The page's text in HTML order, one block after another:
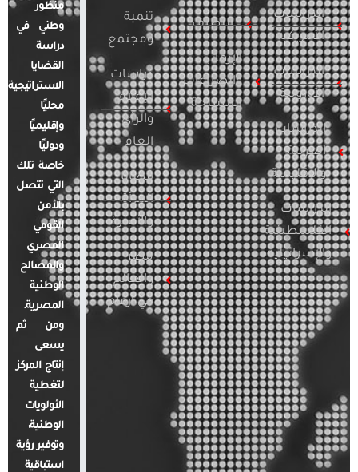
الدراسات
الأمريكية
الدراسات
الأوروبية
الدراسات
العربية
والإقليمية
الدراسات
الفلسطينية
والإسرائيلية
التطرف
الإرهاب
والصراعات
المسلحة
تنمية
ومجتمع
دراسات
الإعلام
والرأي
العام
قضايا
المرأة
والأسرة
مصر
والعالم
في أرقام
منظور
وطني في
دراسة
القضايا
الاستراتيجية
محليًا
وإقليميًا
ودوليًا
خاصة تلك
التي تتصل
بالأمن
القومي
المصري
والمصالح
الوطنية
المصرية.
ومن ثم
يسعى
إنتاج المركز
لتغطية
الأولويات
الوطنية،
وتوفير رؤية
استباقية